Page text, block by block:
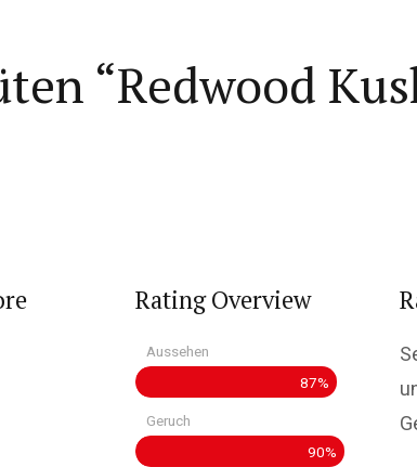
“Redwood
Rating Overview
Aussehen
87%
Geruch
90%